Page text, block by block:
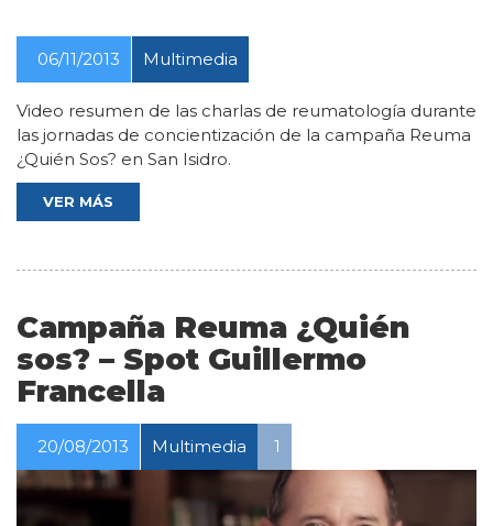
06/11/2013 Multimedia
Video resumen de las charlas de reumatología durante
las jornadas de concientización de la campaña Reuma
¿Quién Sos? en San Isidro.
VER MÁS
Campaña Reuma ¿Quién
sos? – Spot Guillermo
Francella
20/08/2013 Multimedia 1